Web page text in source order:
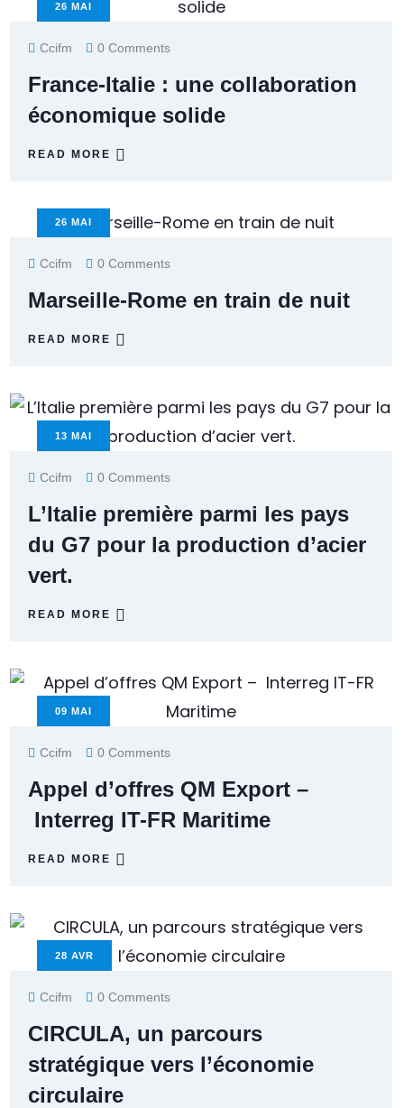
26 MAI
Ccifm 0 Comments
France-Italie : une collaboration
économique solide
READ MORE
26 MAI
Ccifm 0 Comments
Marseille-Rome en train de nuit
READ MORE
13 MAI
Ccifm 0 Comments
L’Italie première parmi les pays
du G7 pour la production d’acier
vert.
READ MORE
09 MAI
Ccifm 0 Comments
Appel d’offres QM Export –
Interreg IT-FR Maritime
READ MORE
28 AVR
Ccifm 0 Comments
CIRCULA, un parcours
stratégique vers l’économie
circulaire